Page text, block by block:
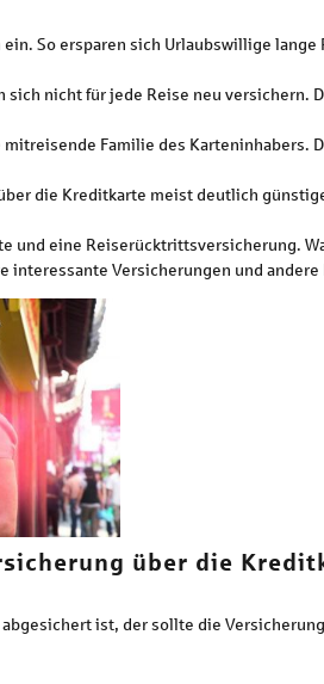
So ersparen sich Urlaubswillige lange
nicht für jede Reise neu versichern.
Familie des Karteninhabers.
die Kreditkarte meist deutlich
und eine Reiserücktrittsversicherung.
Versicherungen und andere
über die
abgesichert ist, der sollte die